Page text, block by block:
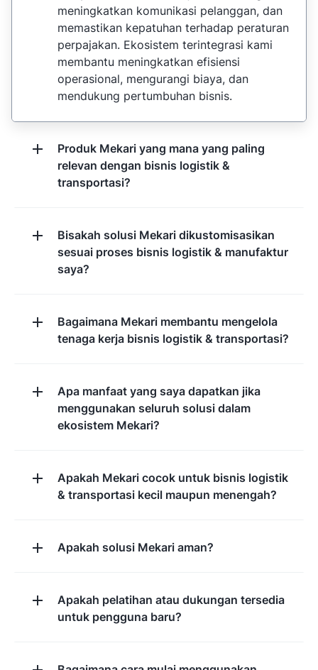
meningkatkan komunikasi pelanggan, dan
memastikan kepatuhan terhadap peraturan
perpajakan. Ekosistem terintegrasi kami
membantu meningkatkan efisiensi
operasional, mengurangi biaya, dan
mendukung pertumbuhan bisnis.
Produk Mekari yang mana yang paling
relevan dengan bisnis logistik &
transportasi?
Bisakah solusi Mekari dikustomisasikan
sesuai proses bisnis logistik & manufaktur
saya?
Bagaimana Mekari membantu mengelola
tenaga kerja bisnis logistik & transportasi?
Apa manfaat yang saya dapatkan jika
menggunakan seluruh solusi dalam
ekosistem Mekari?
Apakah Mekari cocok untuk bisnis logistik
& transportasi kecil maupun menengah?
Apakah solusi Mekari aman?
Apakah pelatihan atau dukungan tersedia
untuk pengguna baru?